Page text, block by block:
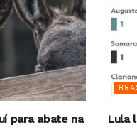
para abate na
Lula